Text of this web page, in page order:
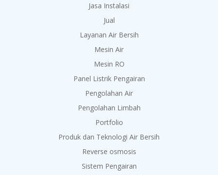
Jasa Instalasi
Jual
Layanan Air Bersih
Mesin Air
Mesin RO
Panel Listrik Pengairan
Pengolahan Air
Pengolahan Limbah
Portfolio
Produk dan Teknologi Air Bersih
Reverse osmosis
Sistem Pengairan